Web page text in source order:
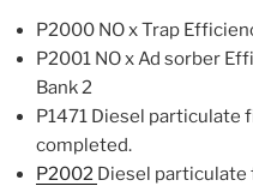
P2000 NO x Trap
P2001 NO x Ad sorber
Bank 2
P1471 Diesel particulate
completed.
P2002 Diesel particulate